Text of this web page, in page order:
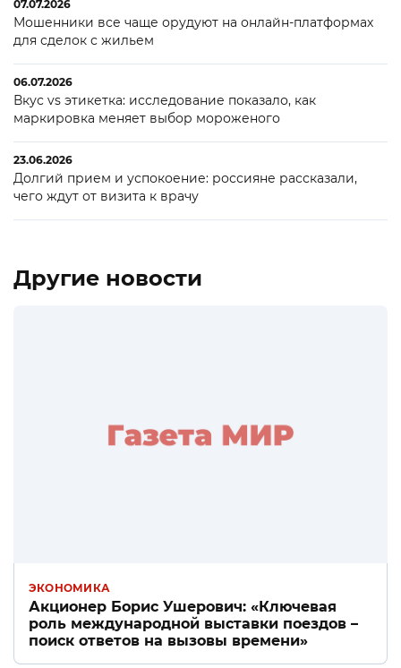
07.07.2026
Мошенники все чаще орудуют на онлайн-платформах
для сделок с жильем
06.07.2026
Вкус vs этикетка: исследование показало, как
маркировка меняет выбор мороженого
23.06.2026
Долгий прием и успокоение: россияне рассказали,
чего ждут от визита к врачу
Другие новости
ЭКОНОМИКА
Акционер Борис Ушерович: «Ключевая
роль международной выставки поездов –
поиск ответов на вызовы времени»